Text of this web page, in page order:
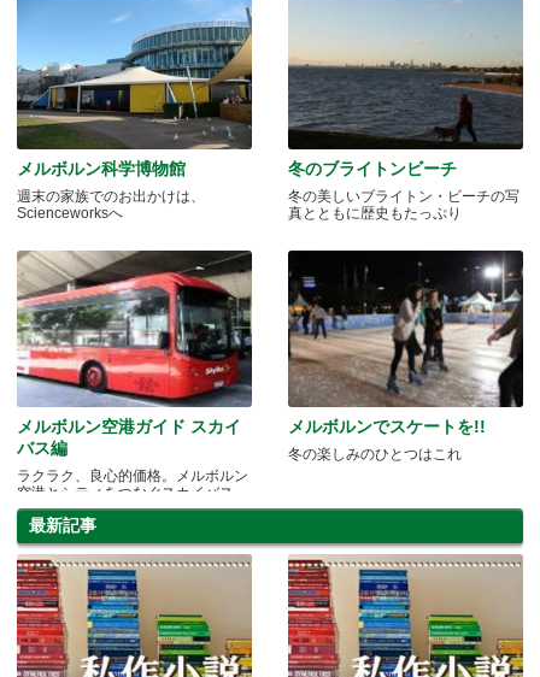
メルボルン科学博物館
週末の家族でのお出かけは、
Scienceworksへ
冬のブライトンビーチ
冬の美しいブライトン・ビーチの写
真とともに歴史もたっぷり
メルボルン空港ガイド スカイ
バス編
ラクラク、良心的価格。メルボルン
空港とシティをつなぐスカイバス
メルボルンでスケートを!!
冬の楽しみのひとつはこれ
最新記事